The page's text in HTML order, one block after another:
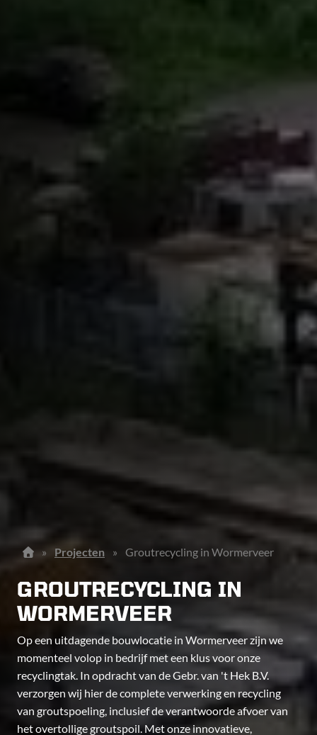
» Projecten » Groutrecycling in Wormerveer
GROUTRECYCLING IN
WORMERVEER
Op een uitdagende bouwlocatie in Wormerveer zijn we
momenteel volop in bedrijf met een klus voor onze
recyclingtak. In opdracht van de Gebr. van 't Hek B.V.
verzorgen wij hier de complete verwerking en recycling
van groutspoeling, inclusief de verantwoorde afvoer van
het overtollige groutspoil. Met onze innovatieve,